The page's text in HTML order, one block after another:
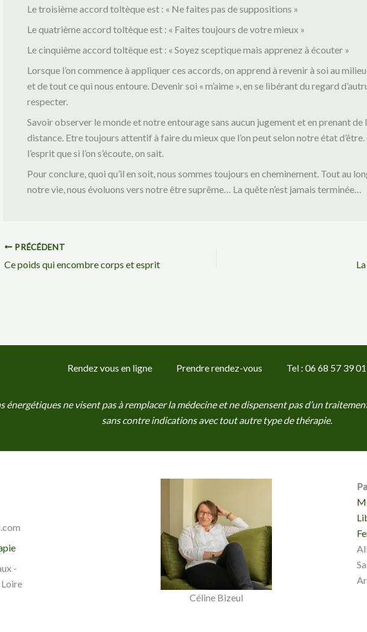
Le troisième accord toltèque est : « Ne faites pas de suppositions »
Le quatrième accord toltèque est : « Faites toujours de votre mieux »
Le cinquième accord toltèque est : « Soyez sceptique mais apprenez à écouter »
Lorsque l’on commence à appliquer ces accords, on apprend à revenir à soi au
et de tout ce qui nous entoure. Devenir soi « m’aime », en se libérant du regard
respecter.
Savoir observer le monde et notre entourage sans aucun jugement et en prenant de
distance. Etre toujours attentif à faire du mieux que l’on peut selon notre état d’être.
l’esprit que si l’on s’écoute, on sait.
Pour conclure, quoi qu’il en soit, nous sommes toujours en cheminement. Tout au
notre vie, nous évoluons vers notre être suprême… La quête n’est jamais terminée…
PRÉCÉDENT
Ce poids qui encombre corps et esprit
Rendez vous en ligne Prendre rendez-vous Tel : 06 68 57 39 01
énergétiques ne visent pas à remplacer la médecine et ne dispensent pas d’un
sans contre indications avec tout autre type de thérapie.
-
Loire
Céline Bizeul